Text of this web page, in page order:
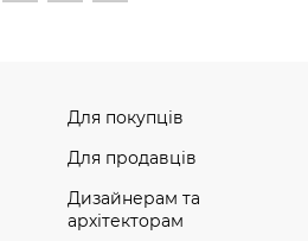
Для покупців
Для продавців
Дизайнерам та
архітекторам